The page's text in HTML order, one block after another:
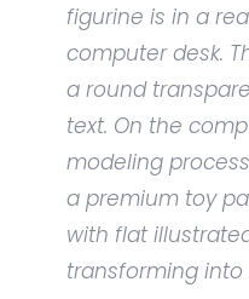
figurine is in a
computer desk.
a round
text. On the
modeling
a premium toy
with flat
transforming